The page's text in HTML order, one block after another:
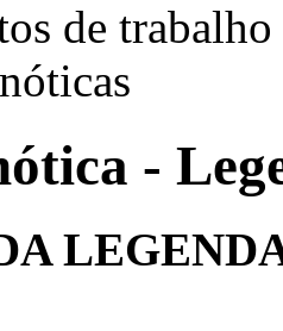
de trabalho
-